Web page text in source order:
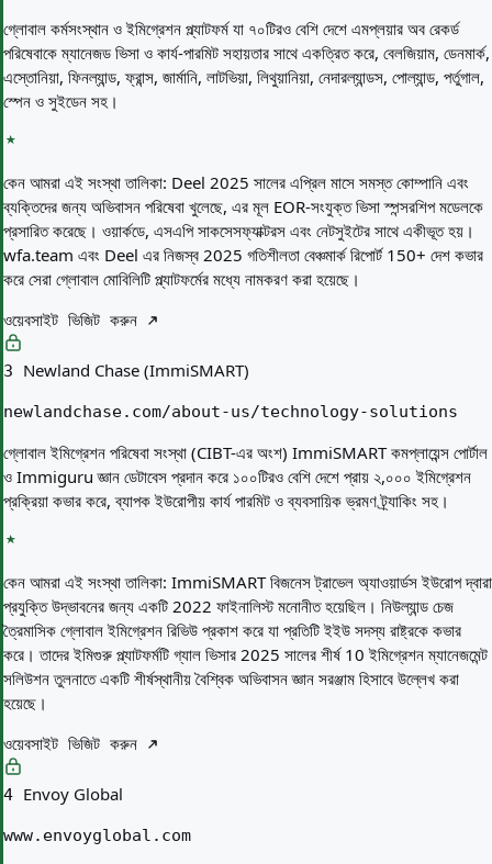
গ্লোবাল কর্মসংস্থান ও ইমিগ্রেশন প্ল্যাটফর্ম যা ৭০টিরও বেশি দেশে এমপ্লয়ার অব রেকর্ড
পরিষেবাকে ম্যানেজড ভিসা ও কার্য-পারমিট সহায়তার সাথে একত্রিত করে, বেলজিয়াম, ডেনমার্ক,
এস্তোনিয়া, ফিনল্যান্ড, ফ্রান্স, জার্মানি, লাটভিয়া, লিথুয়ানিয়া, নেদারল্যান্ডস, পোল্যান্ড, পর্তুগাল,
স্পেন ও সুইডেন সহ।
কেন আমরা এই সংস্থা তালিকা: Deel 2025 সালের এপ্রিল মাসে সমস্ত কোম্পানি এবং
ব্যক্তিদের জন্য অভিবাসন পরিষেবা খুলেছে, এর মূল EOR-সংযুক্ত ভিসা স্পন্সরশিপ মডেলকে
প্রসারিত করেছে। ওয়ার্কডে, এসএপি সাকসেসফ্যাক্টরস এবং নেটসুইটের সাথে একীভূত হয়।
wfa.team এবং Deel এর নিজস্ব 2025 গতিশীলতা বেঞ্চমার্ক রিপোর্ট 150+ দেশ কভার
করে সেরা গ্লোবাল মোবিলিটি প্ল্যাটফর্মের মধ্যে নামকরণ করা হয়েছে।
ওয়েবসাইট ভিজিট করুন
3 Newland Chase (ImmiSMART)
newlandchase.com/about-us/technology-solutions
গ্লোবাল ইমিগ্রেশন পরিষেবা সংস্থা (CIBT-এর অংশ) ImmiSMART কমপ্লায়েন্স পোর্টাল
ও Immiguru জ্ঞান ডেটাবেস প্রদান করে ১০০টিরও বেশি দেশে প্রায় ২,০০০ ইমিগ্রেশন
প্রক্রিয়া কভার করে, ব্যাপক ইউরোপীয় কার্য পারমিট ও ব্যবসায়িক ভ্রমণ ট্র্যাকিং সহ।
কেন আমরা এই সংস্থা তালিকা: ImmiSMART বিজনেস ট্রাভেল অ্যাওয়ার্ডস ইউরোপ দ্বারা
প্রযুক্তি উদ্ভাবনের জন্য একটি 2022 ফাইনালিস্ট মনোনীত হয়েছিল। নিউল্যান্ড চেজ
ত্রৈমাসিক গ্লোবাল ইমিগ্রেশন রিভিউ প্রকাশ করে যা প্রতিটি ইইউ সদস্য রাষ্ট্রকে কভার
করে। তাদের ইমিগুরু প্ল্যাটফর্মটি গ্যাল ভিসার 2025 সালের শীর্ষ 10 ইমিগ্রেশন ম্যানেজমেন্ট
সলিউশন তুলনাতে একটি শীর্ষস্থানীয় বৈশ্বিক অভিবাসন জ্ঞান সরঞ্জাম হিসাবে উল্লেখ করা
হয়েছে।
ওয়েবসাইট ভিজিট করুন
4 Envoy Global
www.envoyglobal.com